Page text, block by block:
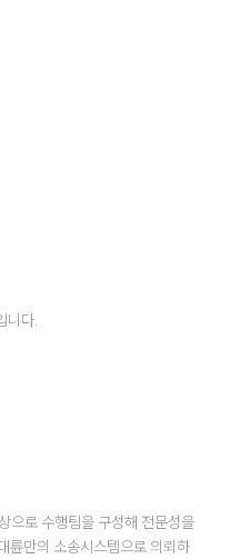
니다.
으로 수행팀을 구성해 전문성을
륜만의 소송시스템으로 의뢰하